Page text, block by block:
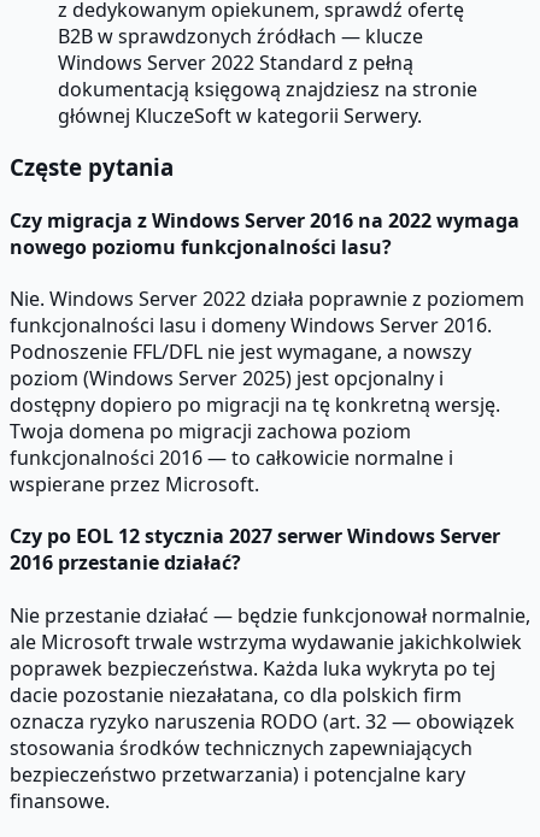
z dedykowanym opiekunem, sprawdź ofertę
B2B w sprawdzonych źródłach — klucze
Windows Server 2022 Standard z pełną
dokumentacją księgową znajdziesz na stronie
głównej KluczeSoft w kategorii Serwery.
Częste pytania
Czy migracja z Windows Server 2016 na 2022 wymaga
nowego poziomu funkcjonalności lasu?
Nie. Windows Server 2022 działa poprawnie z poziomem
funkcjonalności lasu i domeny Windows Server 2016.
Podnoszenie FFL/DFL nie jest wymagane, a nowszy
poziom (Windows Server 2025) jest opcjonalny i
dostępny dopiero po migracji na tę konkretną wersję.
Twoja domena po migracji zachowa poziom
funkcjonalności 2016 — to całkowicie normalne i
wspierane przez Microsoft.
Czy po EOL 12 stycznia 2027 serwer Windows Server
2016 przestanie działać?
Nie przestanie działać — będzie funkcjonował normalnie,
ale Microsoft trwale wstrzyma wydawanie jakichkolwiek
poprawek bezpieczeństwa. Każda luka wykryta po tej
dacie pozostanie niezałatana, co dla polskich firm
oznacza ryzyko naruszenia RODO (art. 32 — obowiązek
stosowania środków technicznych zapewniających
bezpieczeństwo przetwarzania) i potencjalne kary
finansowe.